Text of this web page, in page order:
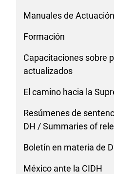
Manuales de Actuación
Formación
Capacitaciones sobre
actualizados
El camino hacia la
Resúmenes de
DH / Summaries of
Boletín en materia de
México ante la CIDH